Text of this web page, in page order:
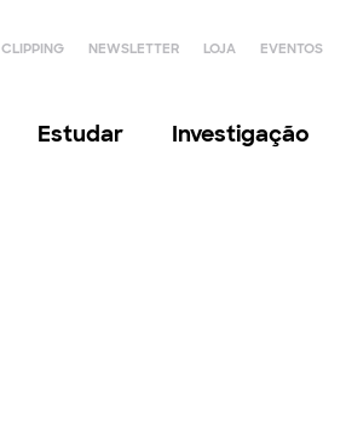
CLIPPING NEWSLETTER LOJA EVENTOS
Estudar Investigação